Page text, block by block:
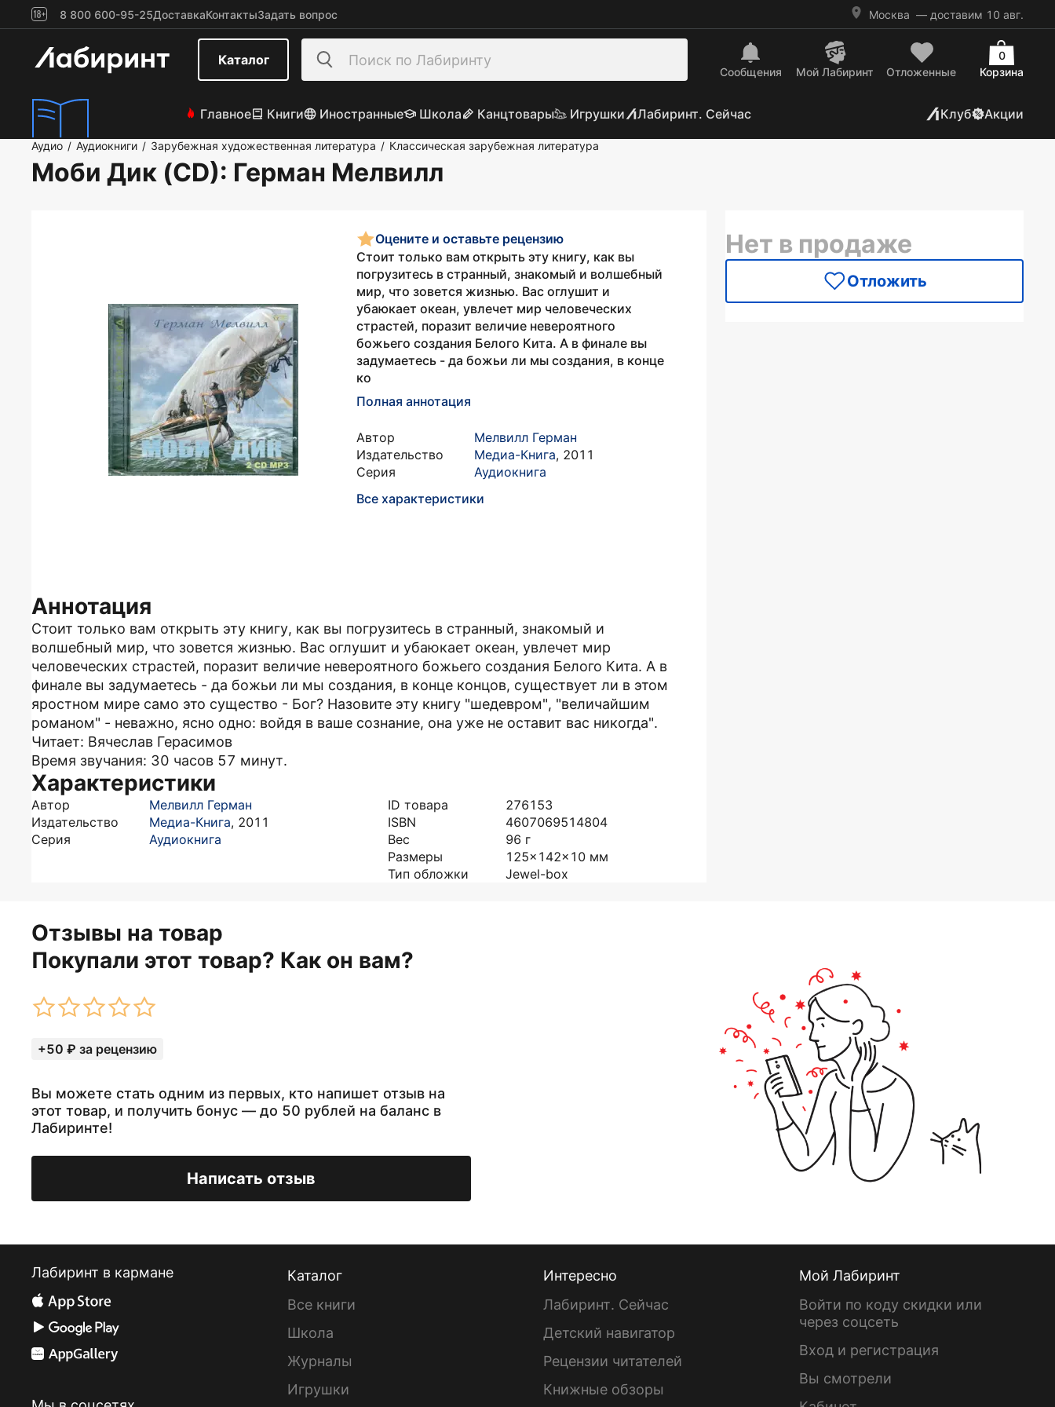
8 800 600-95-25ДоставкаКонтактыЗадать вопрос Москва — доставим 10 авг.
Каталог
Сообщения Mой Лабиринт Отложенные Корзина
0
Главное Книги Иностранные Школа Канцтовары Игрушки Лабиринт. Сейчас Клуб Акции
Аудио / Аудиокниги / Зарубежная художественная литература / Классическая зарубежная литература
Моби Дик (CD): Герман Мелвилл
Оцените и оставьте рецензию
Стоит только вам открыть эту книгу, как вы
погрузитесь в странный, знакомый и волшебный
мир, что зовется жизнью. Вас оглушит и
убаюкает океан, увлечет мир человеческих
страстей, поразит величие невероятного
божьего создания Белого Кита. А в финале вы
задумаетесь - да божьи ли мы создания, в конце
ко
Полная аннотация
Автор
Мелвилл Герман
Издательство
Медиа-Книга, 2011
Серия
Аудиокнига
Все характеристики
Аннотация
Стоит только вам открыть эту книгу, как вы погрузитесь в странный, знакомый и
волшебный мир, что зовется жизнью. Вас оглушит и убаюкает океан, увлечет мир
человеческих страстей, поразит величие невероятного божьего создания Белого Кита. А в
финале вы задумаетесь - да божьи ли мы создания, в конце концов, существует ли в этом
яростном мире само это существо - Бог? Назовите эту книгу "шедевром", "величайшим
романом" - неважно, ясно одно: войдя в ваше сознание, она уже не оставит вас никогда".
Читает: Вячеслав Герасимов
Время звучания: 30 часов 57 минут.
Характеристики
Автор
Мелвилл Герман
Издательство
Медиа-Книга, 2011
Серия
Аудиокнига
ID товара
276153
ISBN
4607069514804
Вес
96 г
Размеры
125x142x10 мм
Тип обложки
Jewel-box
Нет в продаже
Отложить
Отзывы на товар
Покупали этот товар? Как он вам?
+50 ₽ за рецензию
Вы можете стать одним из первых, кто напишет отзыв на
этот товар, и получить бонус — до 50 рублей на баланс в
Лабиринте!
Написать отзыв
Лабиринт в кармане
Каталог
Все книги
Школа
Журналы
Игрушки
Интересно
Лабиринт. Сейчас
Детский навигатор
Рецензии читателей
Книжные обзоры
Мой Лабиринт
Войти по коду скидки или
через соцсеть
Вход и регистрация
Вы смотрели